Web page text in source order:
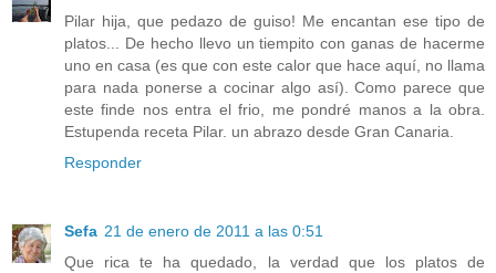
Pilar hija, que pedazo de guiso! Me encantan ese tipo de
platos... De hecho llevo un tiempito con ganas de hacerme
uno en casa (es que con este calor que hace aquí, no llama
para nada ponerse a cocinar algo así). Como parece que
este finde nos entra el frio, me pondré manos a la obra.
Estupenda receta Pilar. un abrazo desde Gran Canaria.
Responder
Sefa 21 de enero de 2011 a las 0:51
Que rica te ha quedado, la verdad que los platos de